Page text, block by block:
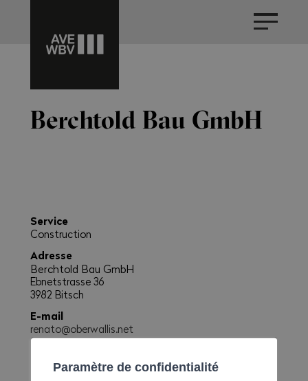
Berchtold Bau GmbH
Service
Construction
Adresse
Berchtold Bau GmbH
Ebnetstrasse 36
3982 Bitsch
E-mail
renato@oberwallis.net
+41279271755 - +41793585757
Paramètre de confidentialité